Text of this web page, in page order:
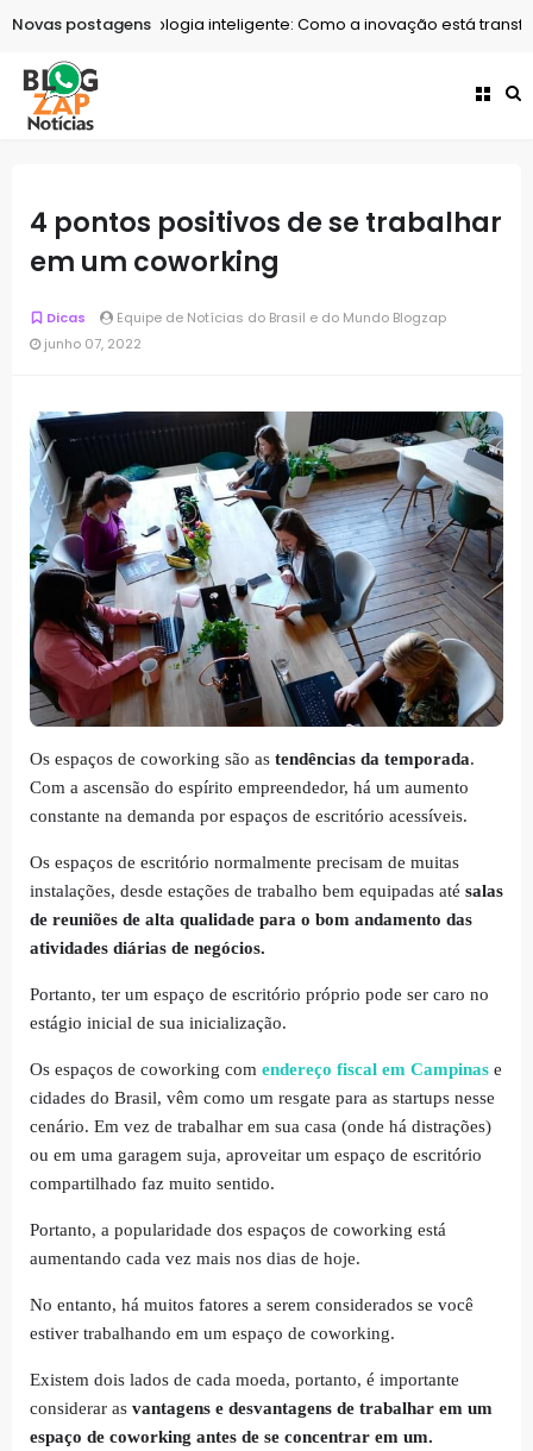
Tecnologia Tecnologia inteligente: Como a inovação está
Novas postagens
4 pontos positivos de se trabalhar
em um coworking
Dicas
Equipe de Notícias do Brasil e do Mundo Blogzap
junho 07, 2022
Os espaços de coworking são as tendências da temporada.
Com a ascensão do espírito empreendedor, há um aumento
constante na demanda por espaços de escritório acessíveis.
Os espaços de escritório normalmente precisam de muitas
instalações, desde estações de trabalho bem equipadas até salas
de reuniões de alta qualidade para o bom andamento das
atividades diárias de negócios.
Portanto, ter um espaço de escritório próprio pode ser caro no
estágio inicial de sua inicialização.
Os espaços de coworking com endereço fiscal em Campinas e
cidades do Brasil, vêm como um resgate para as startups nesse
cenário. Em vez de trabalhar em sua casa (onde há distrações)
ou em uma garagem suja, aproveitar um espaço de escritório
compartilhado faz muito sentido.
Portanto, a popularidade dos espaços de coworking está
aumentando cada vez mais nos dias de hoje.
No entanto, há muitos fatores a serem considerados se você
estiver trabalhando em um espaço de coworking.
Existem dois lados de cada moeda, portanto, é importante
considerar as vantagens e desvantagens de trabalhar em um
espaço de coworking antes de se concentrar em um.